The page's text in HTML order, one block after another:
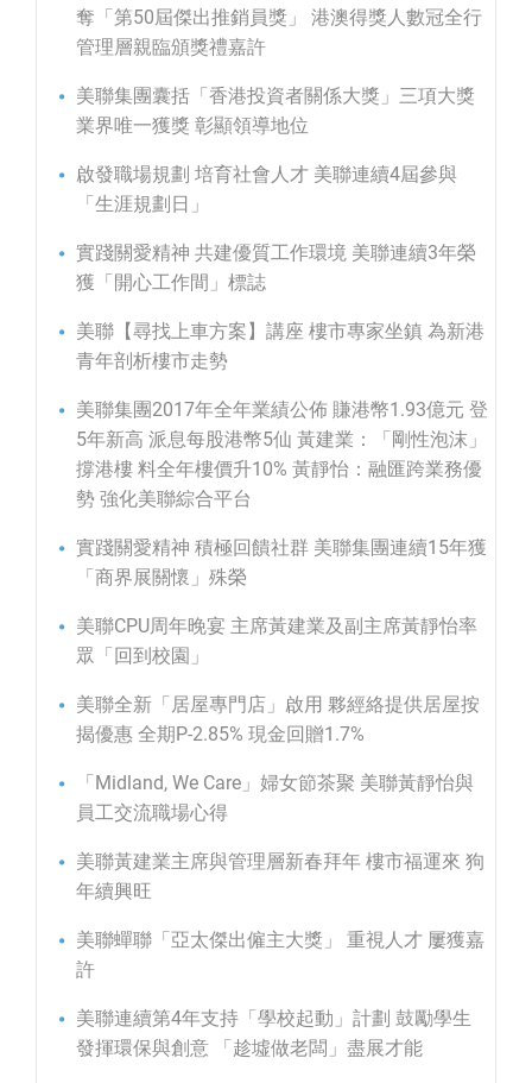
奪「第50屆傑出推銷員獎」 港澳得獎人數冠全行
管理層親臨頒獎禮嘉許
美聯集團囊括「香港投資者關係大獎」三項大獎
業界唯一獲獎 彰顯領導地位
啟發職場規劃 培育社會人才 美聯連續4屆參與
「生涯規劃日」
實踐關愛精神 共建優質工作環境 美聯連續3年榮
獲「開心工作間」標誌
美聯【尋找上車方案】講座 樓市專家坐鎮 為新港
青年剖析樓市走勢
美聯集團2017年全年業績公佈 賺港幣1.93億元 登
5年新高 派息每股港幣5仙 黃建業：「剛性泡沫」
撐港樓 料全年樓價升10% 黃靜怡：融匯跨業務優
勢 強化美聯綜合平台
實踐關愛精神 積極回饋社群 美聯集團連續15年獲
「商界展關懷」殊榮
美聯CPU周年晚宴 主席黃建業及副主席黃靜怡率
眾「回到校園」
美聯全新「居屋專門店」啟用 夥經絡提供居屋按
揭優惠 全期P-2.85% 現金回贈1.7%
「Midland, We Care」婦女節茶聚 美聯黃靜怡與
員工交流職場心得
美聯黃建業主席與管理層新春拜年 樓市福運來 狗
年續興旺
美聯蟬聯「亞太傑出僱主大獎」 重視人才 屢獲嘉
許
美聯連續第4年支持「學校起動」計劃 鼓勵學生
發揮環保與創意 「趁墟做老闆」盡展才能